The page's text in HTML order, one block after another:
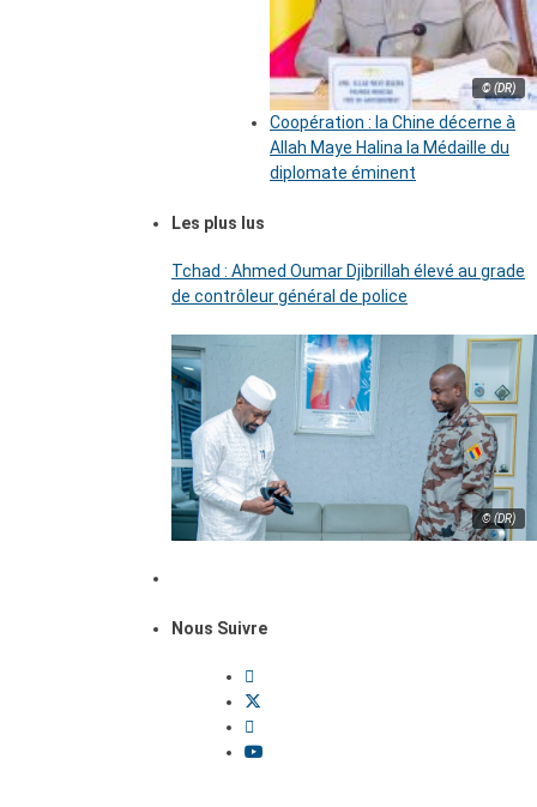
© (DR)
Coopération : la Chine décerne à
Allah Maye Halina la Médaille du
diplomate éminent
Les plus lus
Tchad : Ahmed Oumar Djibrillah élevé au grade
de contrôleur général de police
© (DR)
Nous Suivre